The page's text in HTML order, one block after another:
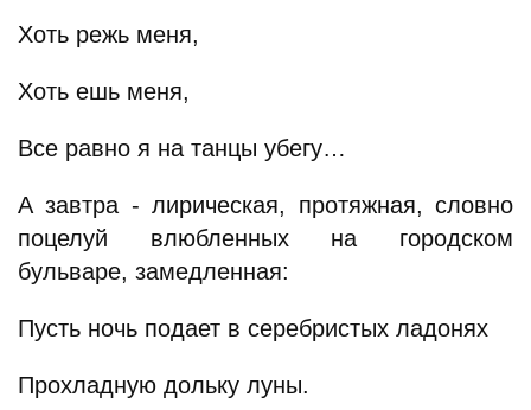
Хоть режь меня,
Хоть ешь меня,
Все равно я на танцы убегу…
А завтра - лирическая, протяжная, словно
поцелуй влюбленных на городском
бульваре, замедленная:
Пусть ночь подает в серебристых ладонях
Прохладную дольку луны.